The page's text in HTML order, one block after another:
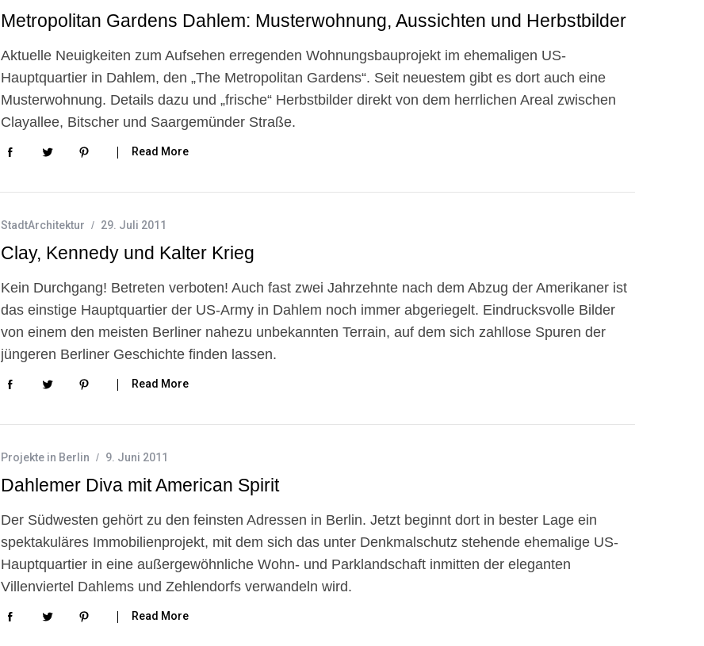
Metropolitan Gardens Dahlem: Musterwohnung, Aussichten und Herbstbilder
Aktuelle Neuigkeiten zum Aufsehen erregenden Wohnungsbauprojekt im ehemaligen US-
Hauptquartier in Dahlem, den „The Metropolitan Gardens“. Seit neuestem gibt es dort auch eine
Musterwohnung. Details dazu und „frische“ Herbstbilder direkt von dem herrlichen Areal zwischen
Clayallee, Bitscher und Saargemünder Straße.
Read More
StadtArchitektur 29. Juli 2011
Clay, Kennedy und Kalter Krieg
Kein Durchgang! Betreten verboten! Auch fast zwei Jahrzehnte nach dem Abzug der Amerikaner ist
das einstige Hauptquartier der US-Army in Dahlem noch immer abgeriegelt. Eindrucksvolle Bilder
von einem den meisten Berliner nahezu unbekannten Terrain, auf dem sich zahllose Spuren der
jüngeren Berliner Geschichte finden lassen.
Read More
Projekte in Berlin 9. Juni 2011
Dahlemer Diva mit American Spirit
Der Südwesten gehört zu den feinsten Adressen in Berlin. Jetzt beginnt dort in bester Lage ein
spektakuläres Immobilienprojekt, mit dem sich das unter Denkmalschutz stehende ehemalige US-
Hauptquartier in eine außergewöhnliche Wohn- und Parklandschaft inmitten der eleganten
Villenviertel Dahlems und Zehlendorfs verwandeln wird.
Read More